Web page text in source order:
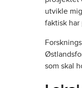
utvikle
faktisk har
som skal